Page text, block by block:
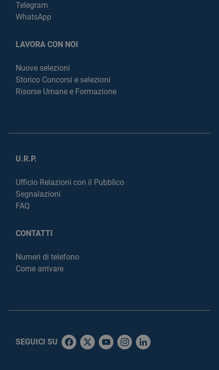
Telegram
WhatsApp
LAVORA CON NOI
Nuove selezioni
Storico Concorsi e selezioni
Risorse Umane e Formazione
U.R.P.
Ufficio Relazioni con il Pubblico
Segnalazioni
FAQ
CONTATTI
Numeri di telefono
Come arrivare
SEGUICI SU